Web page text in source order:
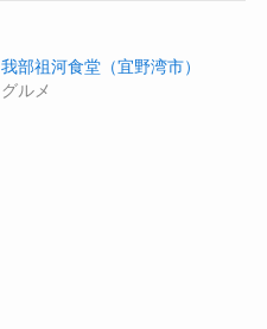
我部祖河食堂（宜野湾市）
グルメ